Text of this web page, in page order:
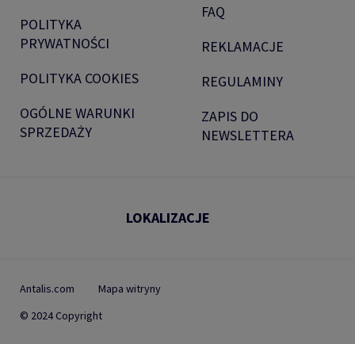
POLITYKA
PRYWATNOŚCI
POLITYKA COOKIES
OGÓLNE WARUNKI
SPRZEDAŻY
FAQ
REKLAMACJE
REGULAMINY
ZAPIS DO
NEWSLETTERA
LOKALIZACJE
Antalis.com
Mapa witryny
© 2024 Copyright